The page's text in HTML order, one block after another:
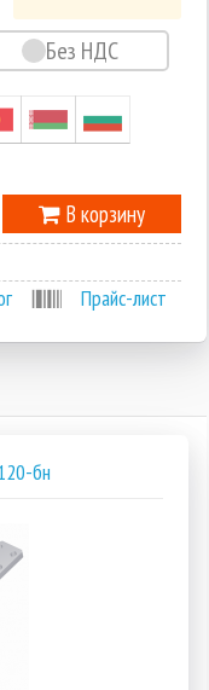
Без НДС
В корзину
Прайс-лист
бн